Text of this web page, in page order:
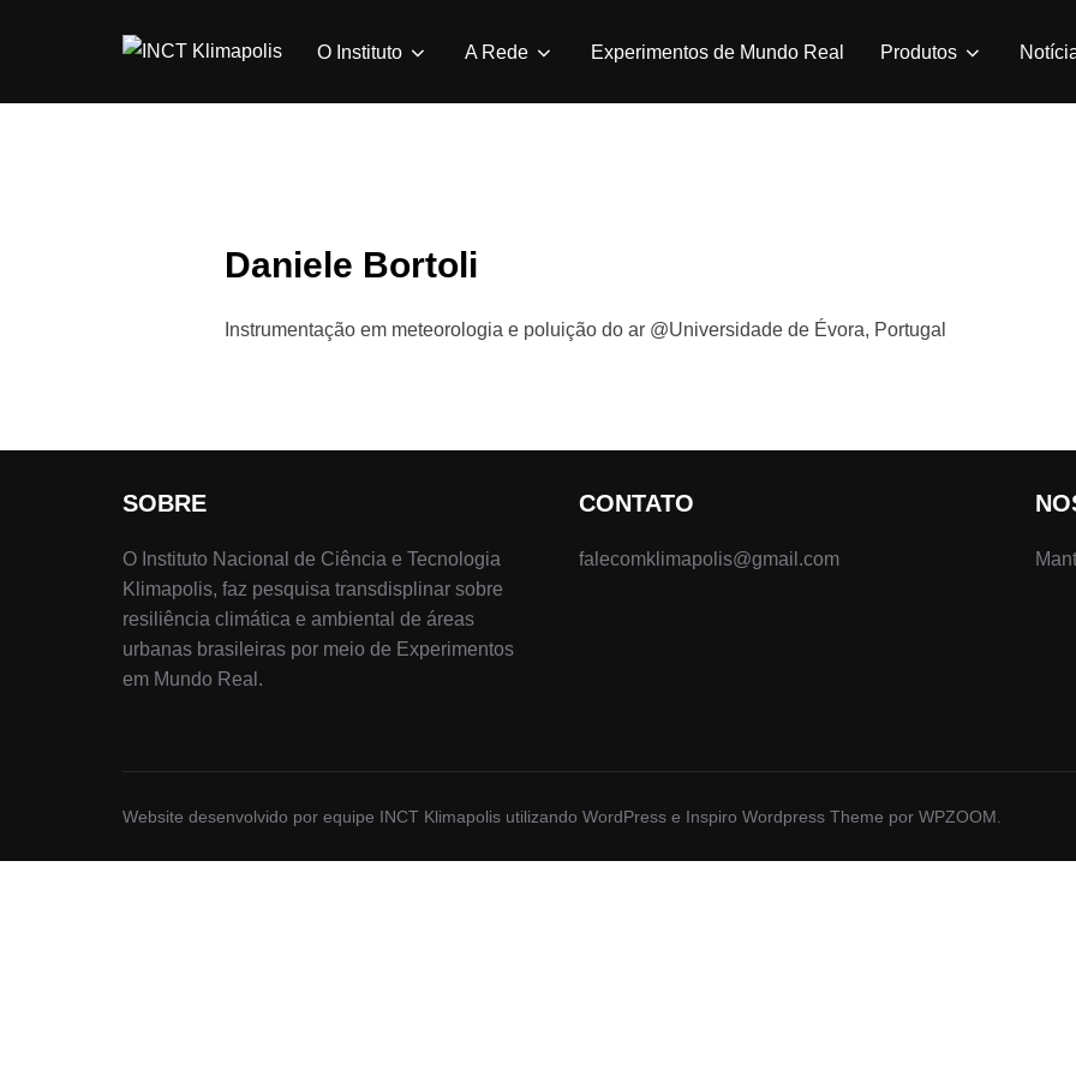
O Instituto A Rede Experimentos de Mundo Real Produtos
Daniele Bortoli
Instrumentação em meteorologia e poluição do ar @Universidade de Évora, Portugal
SOBRE
O Instituto Nacional de Ciência e Tecnologia
Klimapolis, faz pesquisa transdisplinar sobre
resiliência climática e ambiental de áreas
urbanas brasileiras por meio de Experimentos
em Mundo Real.
CONTATO
falecomklimapolis@gmail.com